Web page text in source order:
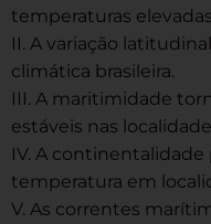
temperaturas
II. A variação
climática brasileira.
III. A maritimidade
estáveis nas
IV. A continentalidade
temperatura em
V. As correntes